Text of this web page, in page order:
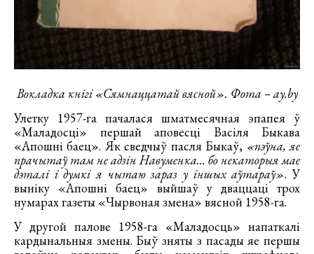
Вокладка кнігі «Сямнаццатай вясной». Фота – ay.by
Улетку 1957-га пачалася шматмесячная эпапея ў
«Маладосці» першай аповесці Васіля Быкава
«Апошні баец». Як сведчыў пасля Быкаў, «пэўна, яе
прачытаў там не адзін Навуменка… бо некаторыя мае
дэталі і думкі я чытаю зараз у іншых аўтараў». У
выніку «Апошні баец» выйшаў у дваццаці трох
нумарах газеты «Чырвоная змена» вясной 1958-га.
У другой палове 1958-га «Маладосць» напаткалі
кардынальныя змены. Быў зняты з пасады яе першы